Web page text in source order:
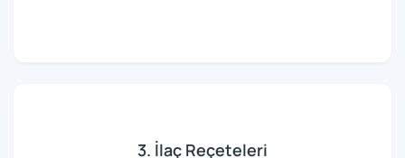
3. İlaç Reçeteleri